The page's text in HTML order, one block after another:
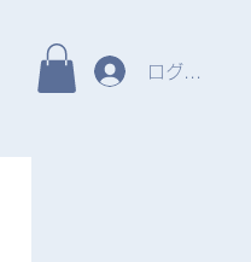
ログイン